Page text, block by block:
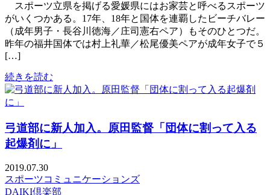
スポーツ立県を掲げる愛媛県にはお家芸と呼べるスポーツ
がいくつかある。17年、18年と国体を連覇したビーチバレー
（成年男子・長谷川徳海／庄司憲右ペア）もそのひとつだ。
昨年の福井国体では村上礼華／松尾優美ペアが成年女子で５
[…]
続きを読む
弓道部に新人加入。原田監督「団体に割って入る
起爆剤に」
2019.07.30
スポーツコミュニケーションズ
DAIKI倶楽部